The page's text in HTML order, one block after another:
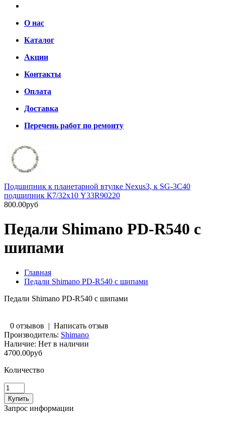
О нас
Каталог
Акции
Контакты
Оплата
Доставка
Перечень работ по ремонту
Подшипник к планетарной втулке Nexus3, к SG-3C40
подшипник К7/32х10 Y33R90220
800.00руб
Педали Shimano PD-R540 с
шипами
Главная
Педали Shimano PD-R540 с шипами
Педали Shimano PD-R540 с шипами
0 отзывов | Написать отзыв
Производитель: Shimano
Наличие: Нет в наличии
4700.00руб
Количество
Запрос информации